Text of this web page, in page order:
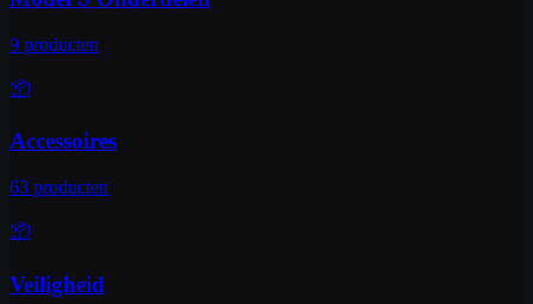
9 producten
📦
Accessoires
63 producten
📦
Veiligheid